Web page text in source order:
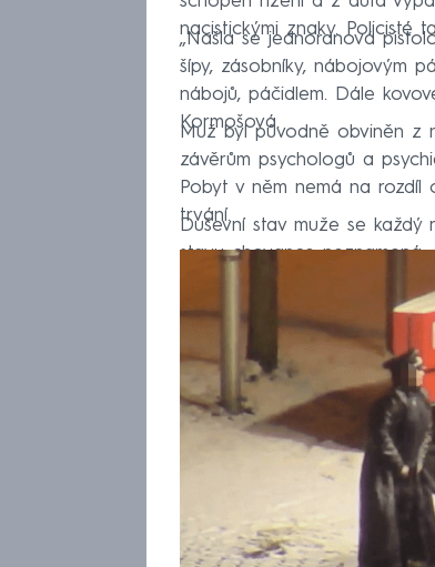
nacistickými znaky. Policisté
„Našla se jednoranová
šípy, zásobníky, nábojovým
nábojů, páčidlem. Dále
Kormošová.
Muž byl původně obviněn z
závěrům psychologů a
Pobyt v něm nemá na
trvání.
Duševní stav muže se
stavu chovance